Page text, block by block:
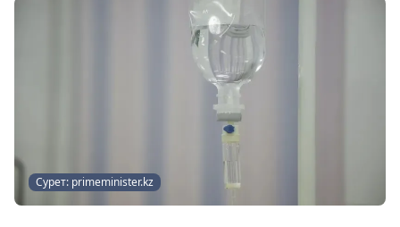
Сурет: primeminister.kz